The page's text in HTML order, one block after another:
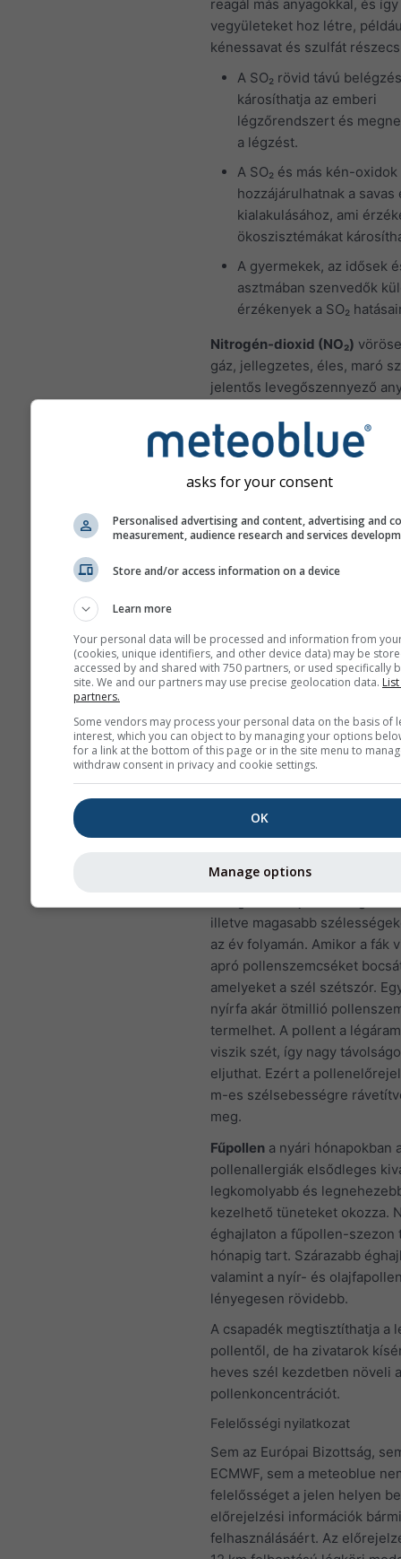
reagál más anyagokkal, és
vegyületeket hoz létre,
kénessavat és szulfát
A SO₂ rövid távú
károsíthatja az emberi
légzőrendszert és
a légzést.
A SO₂ és más kén-oxidok
hozzájárulhatnak a savas
kialakulásához, ami
ökoszisztémákat
A gyermekek, az idősek
asztmában szenvedők
érzékenyek a SO₂
Nitrogén-dioxid (NO₂)
gáz, jellegzetes, éles, maró
jelentős levegőszennyező
tüzelőanyagok – szén, kőolaj
– égetése. A városokban a
dioxid nagy része a
kipufogógázából származik.
dioxid fontos
hozzájárul az ózon
egészségre.
nyálkahártyájában, és
csökkentheti a
szembeni immunitást
mint a sípoló légzés,
megfázás, influenza és
Európa esetében a
területére vonatkozó
Nyírfapollenaz egyik
illetve magasabb
az év folyamán. Amikor a fák
apró pollenszemcséket
amelyeket a szél szétszór.
nyírfa akár ötmillió
termelhet. A pollent a
viszik szét, így nagy
eljuthat. Ezért a
m-es szélsebességre
meg.
Fűpollen a nyári hónapokban
pollenallergiák elsődleges
legkomolyabb és
kezelhető tüneteket okozza.
éghajlaton a fűpollen-szezon
hónapig tart. Szárazabb
valamint a nyír- és
lényegesen rövidebb.
A csapadék megtisztíthatja a
pollentől, de ha zivatarok
heves szél kezdetben növeli a
pollenkoncentrációt.
Felelősségi nyilatkozat
Sem az Európai Bizottság,
ECMWF, sem a meteoblue
felelősséget a jelen helyen
előrejelzési információk
felhasználásáért. Az
asks for your consent
Personalised advertising and content, advertising and
measurement, audience research and services
Store and/or access information on a device
Learn more
Your personal data will be processed and information from
(cookies, unique identifiers, and other device data) may be
accessed by and shared with 750 partners, or used specifically
site. We and our partners may use precise geolocation data.
partners.
Some vendors may process your personal data on the basis of
interest, which you can object to by managing your options
for a link at the bottom of this page or in the site menu to
withdraw consent in privacy and cookie settings.
OK
Manage options